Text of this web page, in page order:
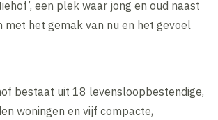
een plek waar jong en oud naast
met het gemak van nu en het gevoel
bestaat uit 18 levensloopbestendige,
woningen en vijf compacte,